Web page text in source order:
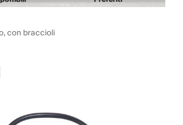
con braccioli